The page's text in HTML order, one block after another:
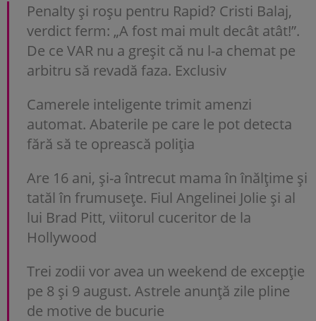
Penalty și roșu pentru Rapid? Cristi Balaj,
verdict ferm: „A fost mai mult decât atât!”.
De ce VAR nu a greșit că nu l-a chemat pe
arbitru să revadă faza. Exclusiv
Camerele inteligente trimit amenzi
automat. Abaterile pe care le pot detecta
fără să te oprească poliția
Are 16 ani, și-a întrecut mama în înălțime și
tatăl în frumusețe. Fiul Angelinei Jolie și al
lui Brad Pitt, viitorul cuceritor de la
Hollywood
Trei zodii vor avea un weekend de excepție
pe 8 și 9 august. Astrele anunță zile pline
de motive de bucurie